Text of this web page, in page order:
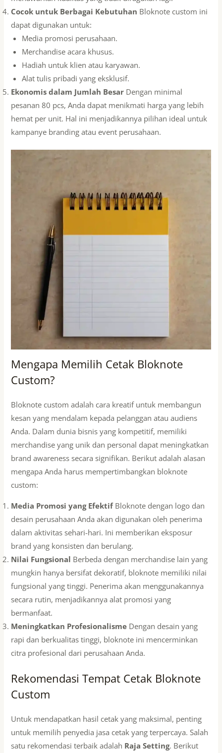
Cocok untuk Berbagai Kebutuhan Bloknote custom ini
dapat digunakan untuk:
Media promosi perusahaan.
Merchandise acara khusus.
Hadiah untuk klien atau karyawan.
Alat tulis pribadi yang eksklusif.
Ekonomis dalam Jumlah Besar Dengan minimal
pesanan 80 pcs, Anda dapat menikmati harga yang lebih
hemat per unit. Hal ini menjadikannya pilihan ideal untuk
kampanye branding atau event perusahaan.
Mengapa Memilih Cetak Bloknote
Custom?
Bloknote custom adalah cara kreatif untuk membangun
kesan yang mendalam kepada pelanggan atau audiens
Anda. Dalam dunia bisnis yang kompetitif, memiliki
merchandise yang unik dan personal dapat meningkatkan
brand awareness secara signifikan. Berikut adalah alasan
mengapa Anda harus mempertimbangkan bloknote
custom:
Media Promosi yang EfektifBloknote dengan logo dan
desain perusahaan Anda akan digunakan oleh penerima
dalam aktivitas sehari-hari. Ini memberikan eksposur
brand yang konsisten dan berulang.
Nilai Fungsional Berbeda dengan merchandise lain yang
mungkin hanya bersifat dekoratif, bloknote memiliki nilai
fungsional yang tinggi. Penerima akan menggunakannya
secara rutin, menjadikannya alat promosi yang
bermanfaat.
Meningkatkan Profesionalisme Dengan desain yang
rapi dan berkualitas tinggi, bloknote ini mencerminkan
citra profesional dari perusahaan Anda.
Rekomendasi Tempat Cetak Bloknote
Custom
Untuk mendapatkan hasil cetak yang maksimal, penting
untuk memilih penyedia jasa cetak yang terpercaya. Salah
satu rekomendasi terbaik adalah Raja Setting. Berikut